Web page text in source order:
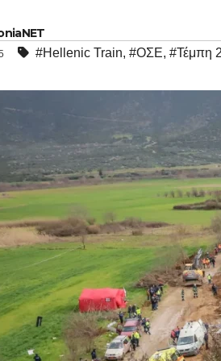
#Hellenic Train, #ΟΣΕ, #Τέμπη